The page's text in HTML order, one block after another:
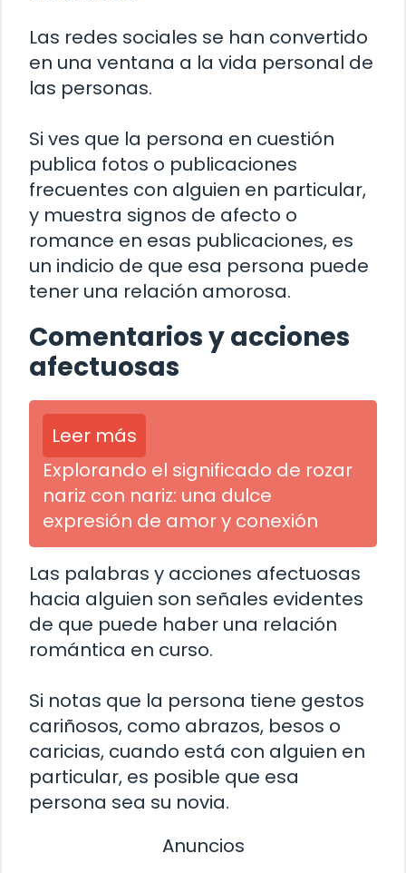
Las redes sociales se han convertido
en una ventana a la vida personal de
las personas.
Si ves que la persona en cuestión
publica fotos o publicaciones
frecuentes con alguien en particular,
y muestra signos de afecto o
romance en esas publicaciones, es
un indicio de que esa persona puede
tener una relación amorosa.
Comentarios y acciones
afectuosas
Leer más
Explorando el significado de rozar
nariz con nariz: una dulce
expresión de amor y conexión
Las palabras y acciones afectuosas
hacia alguien son señales evidentes
de que puede haber una relación
romántica en curso.
Si notas que la persona tiene gestos
cariñosos, como abrazos, besos o
caricias, cuando está con alguien en
particular, es posible que esa
persona sea su novia.
Anuncios